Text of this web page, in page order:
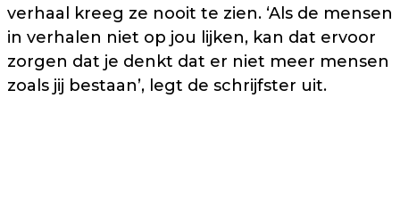
verhaal kreeg ze nooit te zien. ‘Als de mensen
in verhalen niet op jou lijken, kan dat ervoor
zorgen dat je denkt dat er niet meer mensen
zoals jij bestaan’, legt de schrijfster uit.